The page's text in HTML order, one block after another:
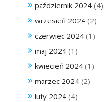
październik 2024 (4)
wrzesień 2024 (2)
czerwiec 2024 (1)
maj 2024 (1)
kwiecień 2024 (1)
marzec 2024 (2)
luty 2024 (4)